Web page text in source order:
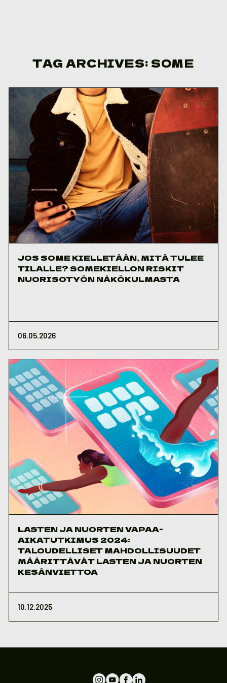
TAG ARCHIVES: SOME
JOS SOME KIELLETÄÄN, MITÄ TULEE
TILALLE? SOMEKIELLON RISKIT
NUORISOTYÖN NÄKÖKULMASTA
06.05.2026
LASTEN JA NUORTEN VAPAA-
AIKATUTKIMUS 2024:
TALOUDELLISET MAHDOLLISUUDET
MÄÄRITTÄVÄT LASTEN JA NUORTEN
KESÄNVIETTOA
10.12.2025